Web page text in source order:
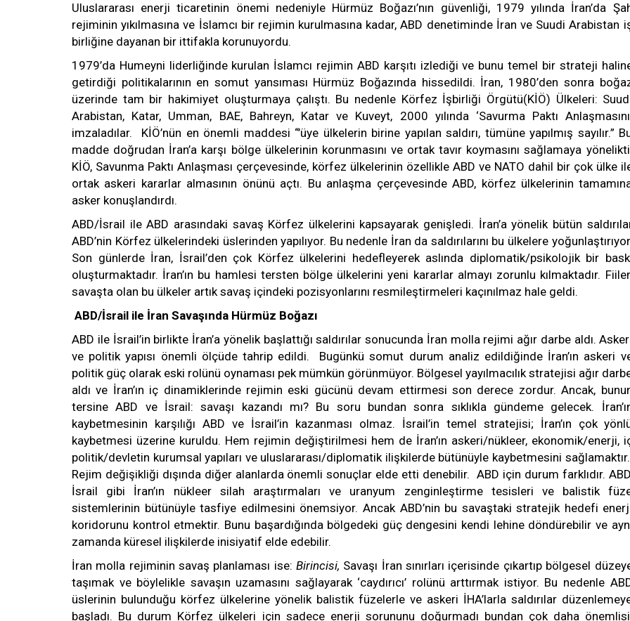
Uluslararası enerji ticaretinin önemi nedeniyle Hürmüz Boğazı’nın güvenliği, 1979 yılında İran’da
rejiminin yıkılmasına ve İslamcı bir rejimin kurulmasına kadar, ABD denetiminde İran ve Suudi Arabistan
birliğine dayanan bir ittifakla korunuyordu.
1979’da Humeyni liderliğinde kurulan İslamcı rejimin ABD karşıtı izlediği ve bunu temel bir strateji
getirdiği politikalarının en somut yansıması Hürmüz Boğazında hissedildi. İran, 1980’den sonra
üzerinde tam bir hakimiyet oluşturmaya çalıştı. Bu nedenle Körfez İşbirliği Örgütü(KİÖ) Ülkeleri:
Arabistan, Katar, Umman, BAE, Bahreyn, Katar ve Kuveyt, 2000 yılında ‘Savurma Paktı
imzaladılar. KİÖ’nün en önemli maddesi “’üye ülkelerin birine yapılan saldırı, tümüne yapılmış sayılır.”
madde doğrudan İran’a karşı bölge ülkelerinin korunmasını ve ortak tavır koymasını sağlamaya
KİÖ, Savunma Paktı Anlaşması çerçevesinde, körfez ülkelerinin özellikle ABD ve NATO dahil bir çok ülke
ortak askeri kararlar almasının önünü açtı. Bu anlaşma çerçevesinde ABD, körfez ülkelerinin
asker konuşlandırdı.
ABD/İsrail ile ABD arasındaki savaş Körfez ülkelerini kapsayarak genişledi. İran’a yönelik bütün
ABD’nin Körfez ülkelerindeki üslerinden yapılıyor. Bu nedenle İran da saldırılarını bu ülkelere
Son günlerde İran, İsrail’den çok Körfez ülkelerini hedefleyerek aslında diplomatik/psikolojik bir
oluşturmaktadır. İran’ın bu hamlesi tersten bölge ülkelerini yeni kararlar almayı zorunlu kılmaktadır.
savaşta olan bu ülkeler artık savaş içindeki pozisyonlarını resmileştirmeleri kaçınılmaz hale geldi.
ABD/İsrail ile İran Savaşında Hürmüz Boğazı
ABD ile İsrail’in birlikte İran’a yönelik başlattığı saldırılar sonucunda İran molla rejimi ağır darbe aldı.
ve politik yapısı önemli ölçüde tahrip edildi. Bugünkü somut durum analiz edildiğinde İran’ın askeri
politik güç olarak eski rolünü oynaması pek mümkün görünmüyor. Bölgesel yayılmacılık stratejisi ağır
aldı ve İran’ın iç dinamiklerinde rejimin eski gücünü devam ettirmesi son derece zordur. Ancak,
tersine ABD ve İsrail: savaşı kazandı mı? Bu soru bundan sonra sıklıkla gündeme gelecek.
kaybetmesinin karşılığı ABD ve İsrail’in kazanması olmaz. İsrail’in temel stratejisi; İran’ın çok
kaybetmesi üzerine kuruldu. Hem rejimin değiştirilmesi hem de İran’ın askeri/nükleer, ekonomik/enerji,
politik/devletin kurumsal yapıları ve uluslararası/diplomatik ilişkilerde bütünüyle kaybetmesini
Rejim değişikliği dışında diğer alanlarda önemli sonuçlar elde etti denebilir. ABD için durum farklıdır.
İsrail gibi İran’ın nükleer silah araştırmaları ve uranyum zenginleştirme tesisleri ve balistik
sistemlerinin bütünüyle tasfiye edilmesini önemsiyor. Ancak ABD’nin bu savaştaki stratejik hedefi
koridorunu kontrol etmektir. Bunu başardığında bölgedeki güç dengesini kendi lehine döndürebilir ve
zamanda küresel ilişkilerde inisiyatif elde edebilir.
İran molla rejiminin savaş planlaması ise:Birincisi, Savaşı İran sınırları içerisinde çıkartıp bölgesel
taşımak ve böylelikle savaşın uzamasını sağlayarak ‘caydırıcı’ rolünü arttırmak istiyor. Bu nedenle
üslerinin bulunduğu körfez ülkelerine yönelik balistik füzelerle ve askeri İHA’larla saldırılar
başladı. Bu durum Körfez ülkeleri için sadece enerji sorununu doğurmadı bundan çok daha